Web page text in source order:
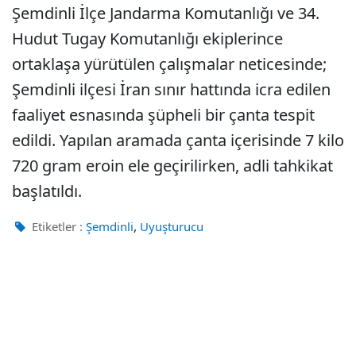
Şemdinli İlçe Jandarma Komutanlığı ve 34.
Hudut Tugay Komutanlığı ekiplerince
ortaklaşa yürütülen çalışmalar neticesinde;
Şemdinli ilçesi İran sınır hattında icra edilen
faaliyet esnasında şüpheli bir çanta tespit
edildi. Yapılan aramada çanta içerisinde 7 kilo
720 gram eroin ele geçirilirken, adli tahkikat
başlatıldı.
Etiketler : Şemdinli, Uyuşturucu